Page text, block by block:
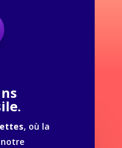
, où la